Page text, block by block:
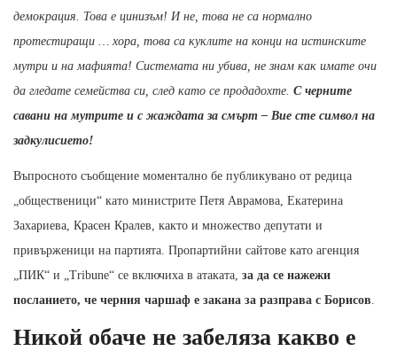
демокрация. Това е цинизъм! И не, това не са нормално
протестиращи … хора, това са куклите на конци на истинските
мутри и на мафията! Системата ни убива, не знам как имате очи
да гледате семейства си, след като се продадохте. С черните
савани на мутрите и с жаждата за смърт – Вие сте символ на
задкулисието!
Въпросното съобщение моментално бе публикувано от редица
„общественици“ като министрите Петя Аврамова, Екатерина
Захариева, Красен Кралев, както и множество депутати и
привърженици на партията. Пропартийни сайтове като агенция
„ПИК“ и „Tribune“ се включиха в атаката, за да се нажежи
посланието, че черния чаршаф е закана за разправа с Борисов
Никой обаче не забеляза какво е